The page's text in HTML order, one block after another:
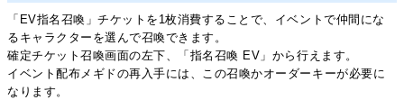
「EV指名召喚」チケットを1枚消費することで、イベントで仲間にな
るキャラクターを選んで召喚できます。
確定チケット召喚画面の左下、「指名召喚 EV」から行えます。
イベント配布メギドの再入手には、この召喚かオーダーキーが必要に
なります。